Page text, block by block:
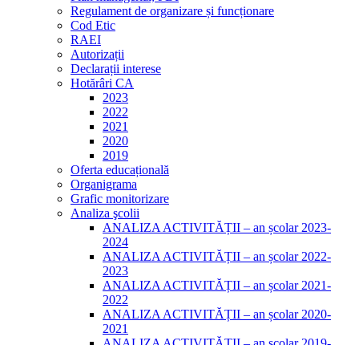
Regulament de organizare și funcționare
Cod Etic
RAEI
Autorizații
Declarații interese
Hotărâri CA
2023
2022
2021
2020
2019
Oferta educațională
Organigrama
Grafic monitorizare
Analiza şcolii
ANALIZA ACTIVITĂȚII – an școlar 2023-
2024
ANALIZA ACTIVITĂȚII – an școlar 2022-
2023
ANALIZA ACTIVITĂȚII – an școlar 2021-
2022
ANALIZA ACTIVITĂȚII – an școlar 2020-
2021